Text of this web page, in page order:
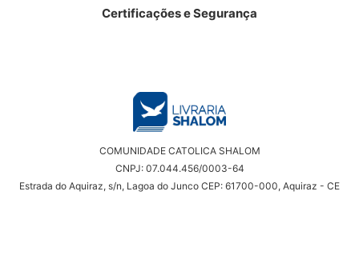
Certificações e Segurança
COMUNIDADE CATOLICA SHALOM
CNPJ: 07.044.456/0003-64
Estrada do Aquiraz, s/n, Lagoa do Junco CEP: 61700-000, Aquiraz - CE